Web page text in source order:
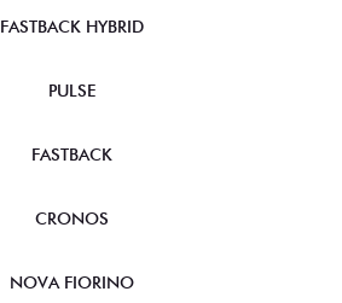
FASTBACK HYBRID
PULSE
FASTBACK
CRONOS
NOVA FIORINO